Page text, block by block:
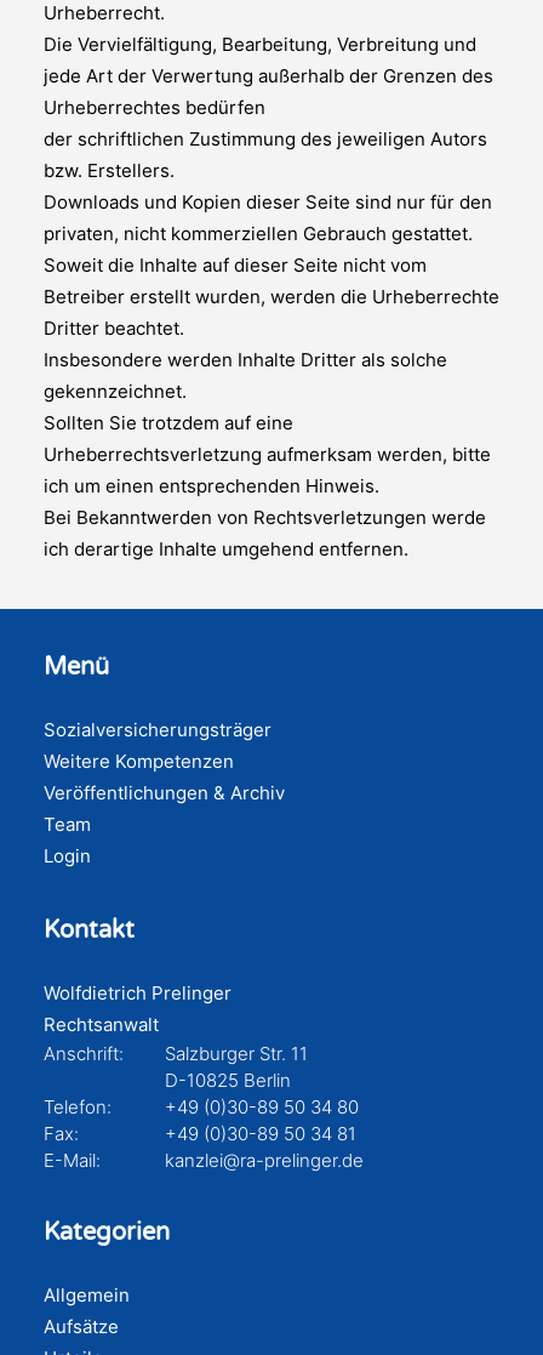
Urheberrecht.
Die Vervielfältigung, Bearbeitung, Verbreitung und
jede Art der Verwertung außerhalb der Grenzen des
Urheberrechtes bedürfen
der schriftlichen Zustimmung des jeweiligen Autors
bzw. Erstellers.
Downloads und Kopien dieser Seite sind nur für den
privaten, nicht kommerziellen Gebrauch gestattet.
Soweit die Inhalte auf dieser Seite nicht vom
Betreiber erstellt wurden, werden die Urheberrechte
Dritter beachtet.
Insbesondere werden Inhalte Dritter als solche
gekennzeichnet.
Sollten Sie trotzdem auf eine
Urheberrechtsverletzung aufmerksam werden, bitte
ich um einen entsprechenden Hinweis.
Bei Bekanntwerden von Rechtsverletzungen werde
ich derartige Inhalte umgehend entfernen.
Menü
Sozialversicherungsträger
Weitere Kompetenzen
Veröffentlichungen & Archiv
Team
Login
Kontakt
Wolfdietrich Prelinger
Rechtsanwalt
Anschrift:
Salzburger Str. 11
D-10825 Berlin
Telefon:
+49 (0)30-89 50 34 80
Fax:
+49 (0)30-89 50 34 81
E-Mail:
kanzlei@ra-prelinger.de
Kategorien
Allgemein
Aufsätze